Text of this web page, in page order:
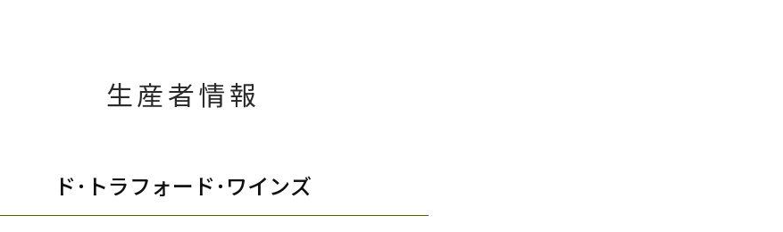
生産者情報
ド･トラフォード･ワインズ